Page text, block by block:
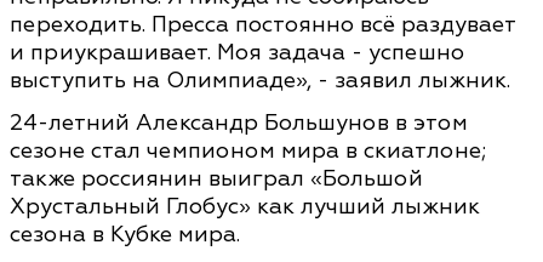
переходить. Пресса постоянно всё раздувает
и приукрашивает. Моя задача - успешно
выступить на Олимпиаде», - заявил лыжник.
24-летний Александр Большунов в этом
сезоне стал чемпионом мира в скиатлоне;
также россиянин выиграл «Большой
Хрустальный Глобус» как лучший лыжник
сезона в Кубке мира.